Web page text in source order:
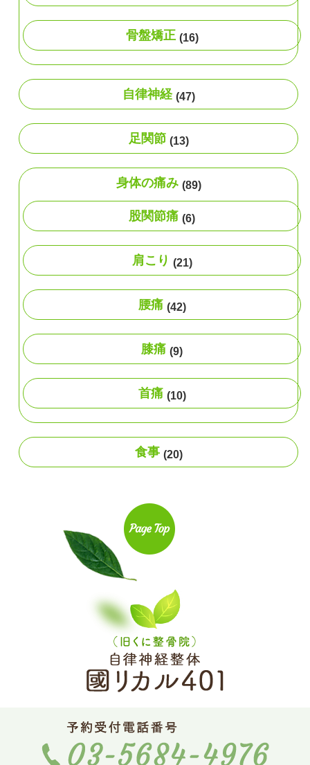
骨盤矯正 (16)
自律神経 (47)
足関節 (13)
身体の痛み (89)
股関節痛 (6)
肩こり (21)
腰痛 (42)
膝痛 (9)
首痛 (10)
食事 (20)